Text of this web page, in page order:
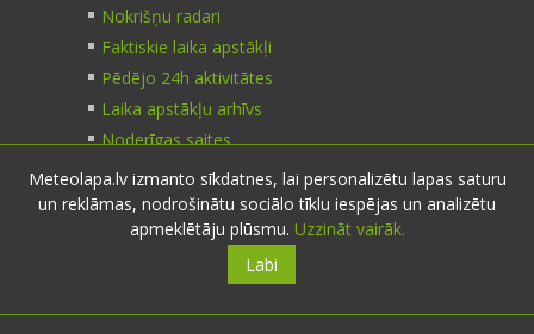
Nokrišņu radari
Faktiskie laika apstākļi
Pēdējo 24h aktivitātes
Laika apstākļu arhīvs
Noderīgas saites
Kontakti
nosūti ziņu
Meteolapa.lv izmanto sīkdatnes, lai personalizētu lapas saturu
un reklāmas, nodrošinātu sociālo tīklu iespējas un analizētu
apmeklētāju plūsmu. Uzzināt vairāk.
Labi